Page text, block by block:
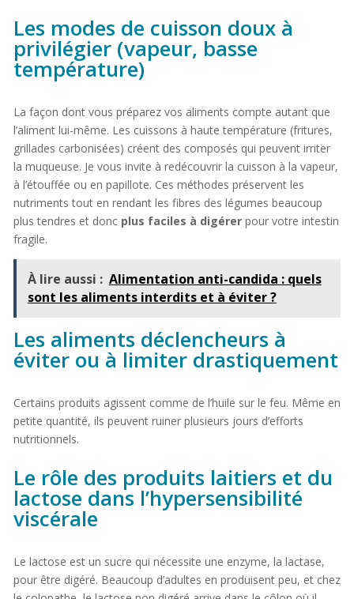
Les modes de cuisson doux à
privilégier (vapeur, basse
température)
La façon dont vous préparez vos aliments compte autant que
l’aliment lui-même. Les cuissons à haute température (fritures,
grillades carbonisées) créent des composés qui peuvent irriter
la muqueuse. Je vous invite à redécouvrir la cuisson à la vapeur,
à l’étouffée ou en papillote. Ces méthodes préservent les
nutriments tout en rendant les fibres des légumes beaucoup
plus tendres et donc plus faciles à digérerpour votre intestin
fragile.
À lire aussi : Alimentation anti-candida : quels
sont les aliments interdits et à éviter ?
Les aliments déclencheurs à
éviter ou à limiter drastiquement
Certains produits agissent comme de l’huile sur le feu. Même en
petite quantité, ils peuvent ruiner plusieurs jours d’efforts
nutritionnels.
Le rôle des produits laitiers et du
lactose dans l’hypersensibilité
viscérale
Le lactose est un sucre qui nécessite une enzyme, la lactase,
pour être digéré. Beaucoup d’adultes en produisent peu, et chez